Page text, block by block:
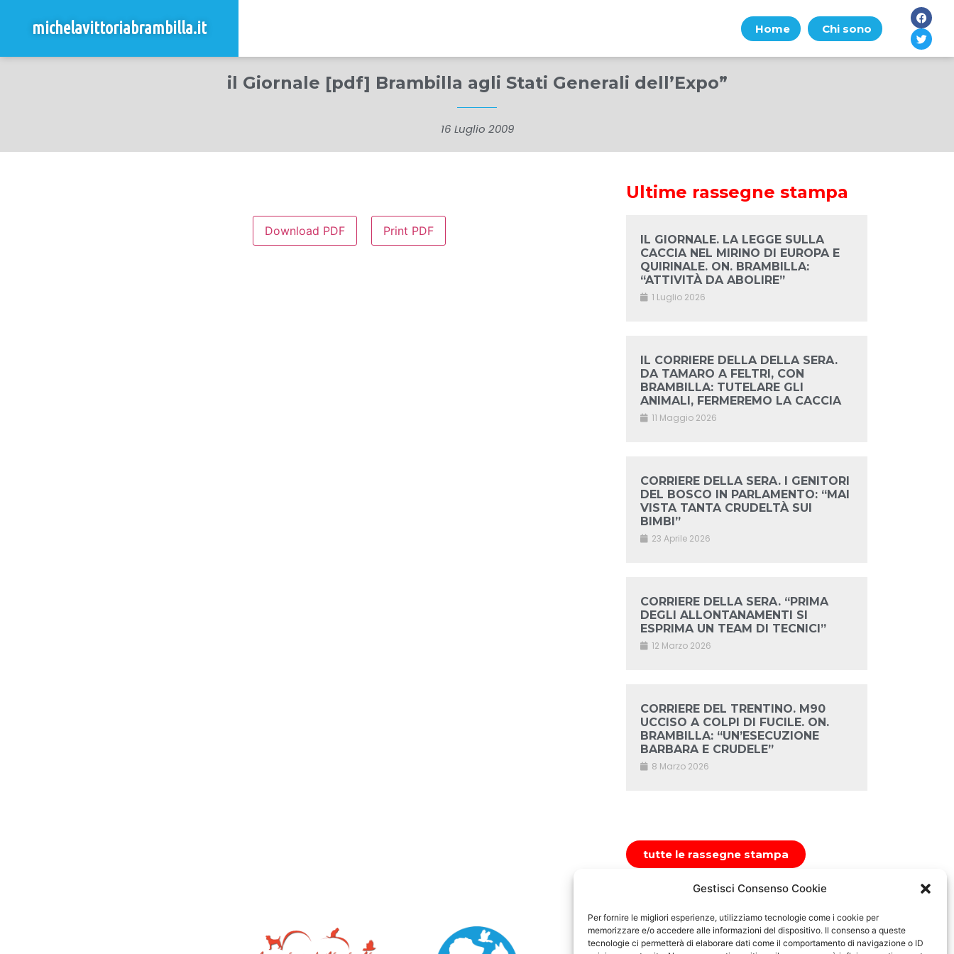
Gestisci Consenso Cookie
Per fornire le migliori esperienze, utilizziamo tecnologie come i cookie per
memorizzare e/o accedere alle informazioni del dispositivo. Il consenso a queste
tecnologie ci permetterà di elaborare dati come il comportamento di navigazione o ID
michelavittoriabrambilla.it Home Chi sono
il Giornale [pdf] Brambilla agli Stati Generali dell’Expo”
16 Luglio 2009
Download PDF Print PDF
Ultime rassegne stampa
IL GIORNALE. LA LEGGE SULLA
CACCIA NEL MIRINO DI EUROPA E
QUIRINALE. ON. BRAMBILLA:
“ATTIVITÀ DA ABOLIRE”
1 Luglio 2026
IL CORRIERE DELLA DELLA SERA.
DA TAMARO A FELTRI, CON
BRAMBILLA: TUTELARE GLI
ANIMALI, FERMEREMO LA CACCIA
11 Maggio 2026
CORRIERE DELLA SERA. I GENITORI
DEL BOSCO IN PARLAMENTO: “MAI
VISTA TANTA CRUDELTÀ SUI
BIMBI”
23 Aprile 2026
CORRIERE DELLA SERA. “PRIMA
DEGLI ALLONTANAMENTI SI
ESPRIMA UN TEAM DI TECNICI”
12 Marzo 2026
CORRIERE DEL TRENTINO. M90
UCCISO A COLPI DI FUCILE. ON.
BRAMBILLA: “UN’ESECUZIONE
BARBARA E CRUDELE”
8 Marzo 2026
tutte le rassegne stampa